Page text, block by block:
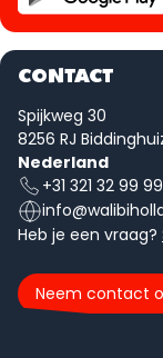
CONTACT
Spijkweg 30
8256 RJ
Nederland
+31 321 32 99 99
Heb je een vraag?
Neem contact